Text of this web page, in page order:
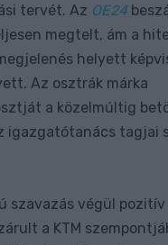
tervét. Az OE24
megtelt, ám a
helyett
Az osztrák márka
a közelmúltig
igazgatótanács tagjai
szavazás végül pozitív
a KTM